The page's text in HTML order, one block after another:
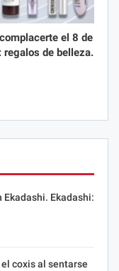
el 8 de
regalos de belleza.
Ekadashi. Ekadashi:
coxis al sentarse